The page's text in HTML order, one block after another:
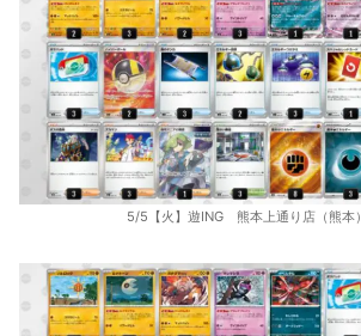
5/5【火】遊ING 熊本上通り店（熊本）